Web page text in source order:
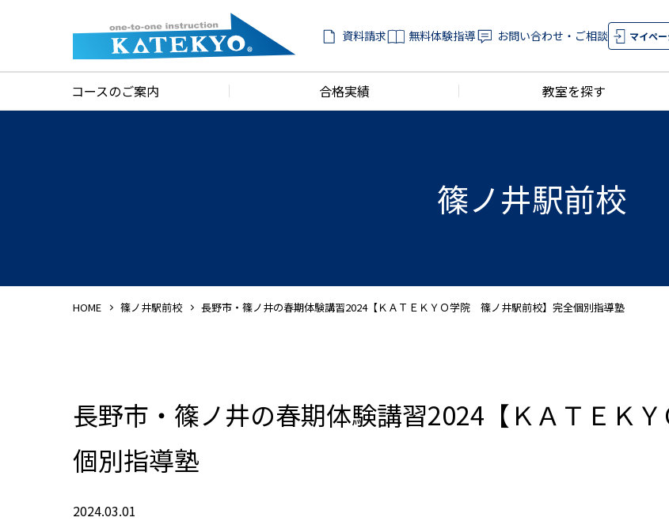
資料請求 無料体験指導 お問い合わせ・ご相談 マイペ
コースのご案内 合格実績 教室を探す
篠ノ井駅前校
HOME 篠ノ井駅前校 長野市・篠ノ井の春期体験講習2024【ＫＡＴＥＫＹＯ学院 篠ノ井駅前校】完全個別指導塾
長野市・篠ノ井の春期体験講習2024【ＫＡＴＥＫ
個別指導塾
2024.03.01